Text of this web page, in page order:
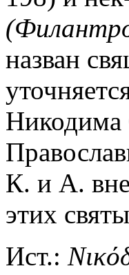
назван
Никодима
К. и А.
этих
Ист.: